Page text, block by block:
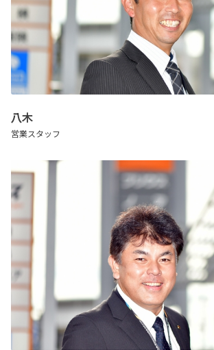
八木
営業スタッフ